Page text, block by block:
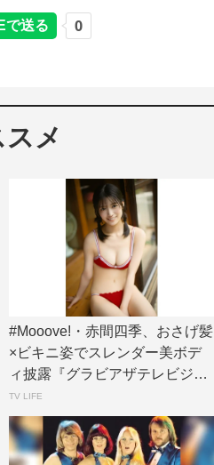
メ
#Mooove!・赤間四季、おさげ髪
×ビキニ姿でスレンダー美ボデ
ィ披露『グラビアザテレビジョ
ン』アザ...
TV LIFE